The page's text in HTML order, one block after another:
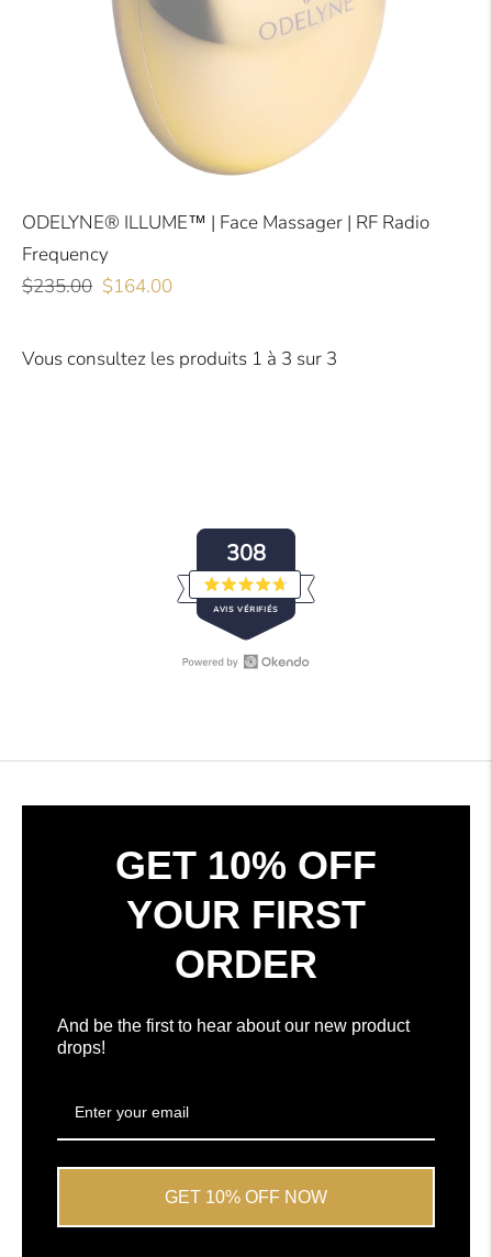
ODELYNE® ILLUME™ | Face Massager | RF Radio
Frequency
Prix
$235.00 Prix
$164.00
Vous consultez les produits 1 à 3 sur 3
308
AVIS VÉRIFIÉS
Noté
4.7
sur
5
étoiles
Okendo
une
fenêtre
avec
moyenne
4.7
étoiles
sur
par
Okendo
GET 10% OFF
YOUR FIRST
ORDER
And be the first to hear about our new product
drops!
GET 10% OFF NOW